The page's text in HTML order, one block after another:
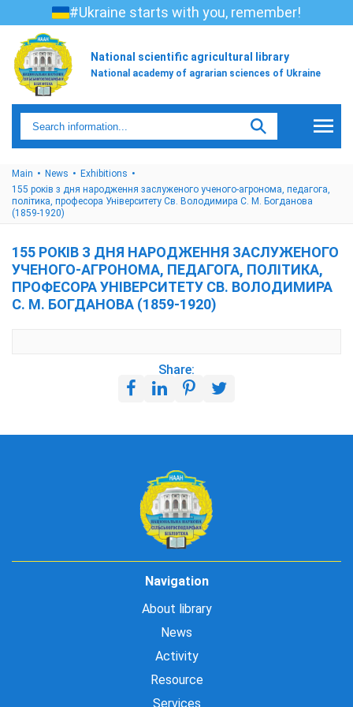
#Ukraine starts with you, remember!
National scientific agricultural library
National academy of agrarian sciences of Ukraine
Main News
Exhibitions
155 років з дня народження заслуженого ученого-агронома, педагога,
політика, професора Університету Св. Володимира С. М. Богданова
(1859-1920)
155 РОКІВ З ДНЯ НАРОДЖЕННЯ ЗАСЛУЖЕНОГО
УЧЕНОГО-АГРОНОМА, ПЕДАГОГА, ПОЛІТИКА,
ПРОФЕСОРА УНІВЕРСИТЕТУ СВ. ВОЛОДИМИРА
С. М. БОГДАНОВА (1859-1920)
Share:
Navigation
About library
News
Activity
Resource
Services